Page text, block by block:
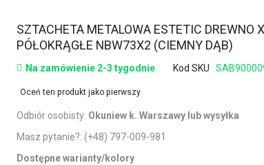
Przejdź
galerii
SZTACHETA METALOWA ESTETIC DREWNO
PÓŁOKRĄGŁE NBW73X2 (CIEMNY DĄB)
Na zamówienie 2-3 tygodnie Kod SKU
Oceń ten produkt jako pierwszy
Odbiór osobisty: Okuniew k. Warszawy lub wysyłka
Masz pytanie?: (+48) 797-009-981
Dostępne warianty/kolory